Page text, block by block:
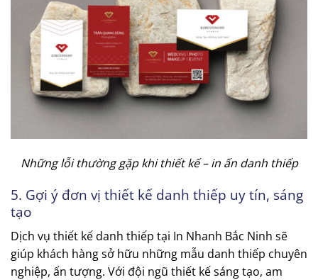
Những lỗi thường gặp khi thiết kế – in ấn danh thiếp
5. Gợi ý đơn vị thiết kế danh thiếp uy tín, sáng
tạo
Dịch vụ thiết kế danh thiếp tại In Nhanh Bắc Ninh sẽ
giúp khách hàng sở hữu những mẫu danh thiếp chuyên
nghiệp, ấn tượng. Với đội ngũ thiết kế sáng tạo, am